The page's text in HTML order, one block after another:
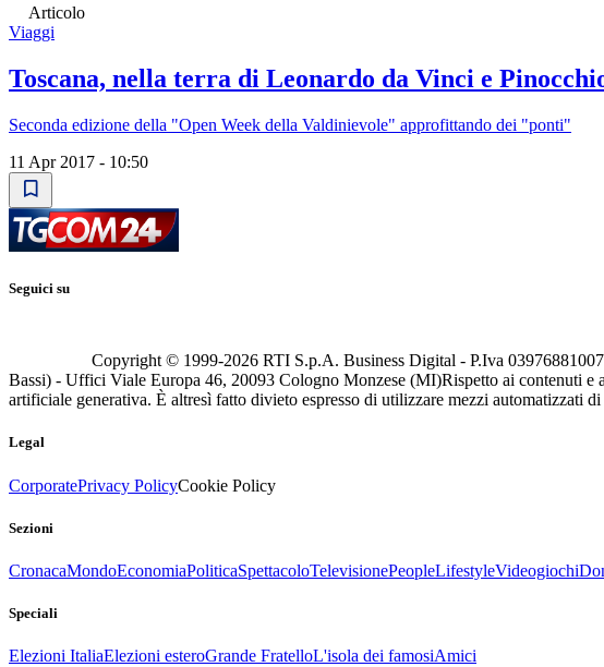
Articolo
Viaggi
Toscana, nella terra di Leonardo da Vinci e
Seconda edizione della "Open Week della Valdinievole" approfittando dei "ponti"
11 Apr 2017 - 10:50
Seguici su
Copyright © 1999-2026 RTI S.p.A. Business Digital - P.Iva
Bassi) - Uffici Viale Europa 46, 20093 Cologno Monzese (MI)Rispetto ai contenuti e
artificiale generativa. È altresì fatto divieto espresso di utilizzare mezzi automatizzati di
Legal
CorporatePrivacy PolicyCookie Policy
Sezioni
CronacaMondoEconomiaPoliticaSpettacoloTelevisionePeopleLifestyleVideogiochi
Speciali
Elezioni ItaliaElezioni esteroGrande FratelloL'isola dei famosiAmici